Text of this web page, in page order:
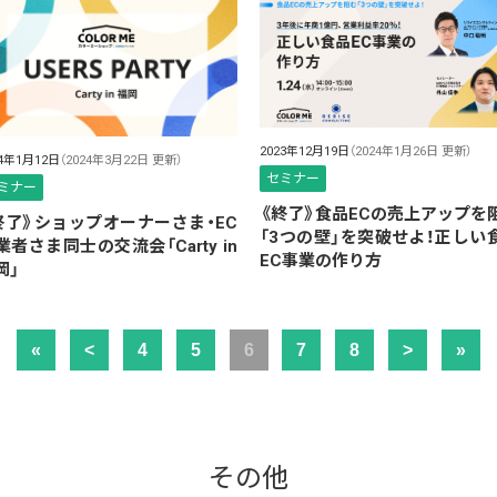
年1月12日 （2024年3月22日 更新）
ナー
了》ショップオーナーさま・EC
者さま同士の交流会「Carty in
」
2023年12月19日 （2024年1月26日 更新）
セミナー
《終了》食品ECの売上アップを
「3つの壁」を突破せよ！正しい
EC事業の作り方
« < 4 5 6 7 8 > »
その他